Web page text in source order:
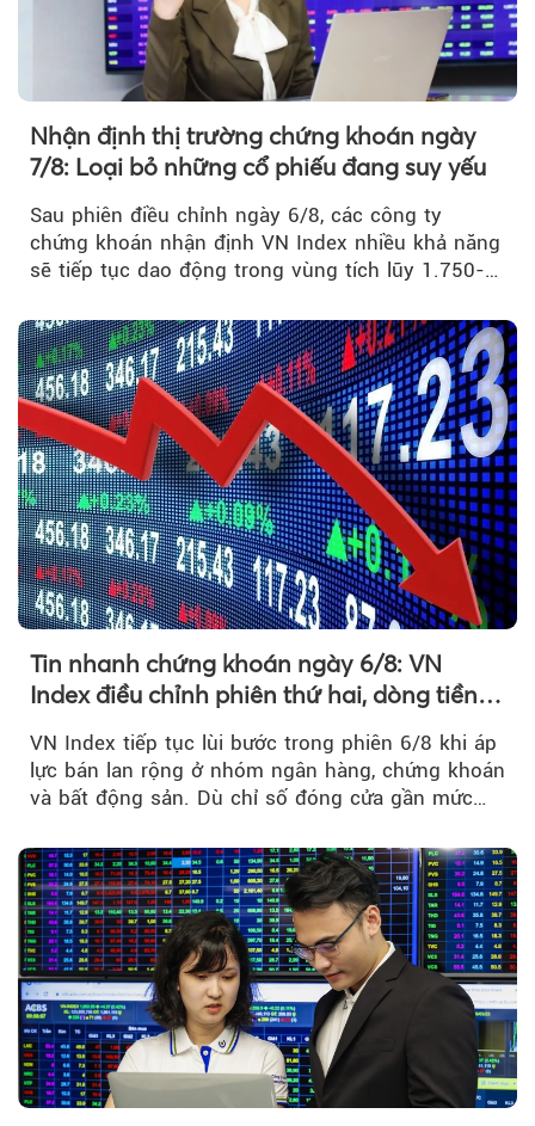
Nhận định thị trường chứng khoán ngày
7/8: Loại bỏ những cổ phiếu đang suy yếu
Sau phiên điều chỉnh ngày 6/8, các công ty
chứng khoán nhận định VN Index nhiều khả năng
sẽ tiếp tục dao động trong vùng tích lũy 1.750-
Tin nhanh chứng khoán ngày 6/8: VN
Index điều chỉnh phiên thứ hai, dòng tiền
VN Index tiếp tục lùi bước trong phiên 6/8 khi áp
lực bán lan rộng ở nhóm ngân hàng, chứng khoán
và bất động sản. Dù chỉ số đóng cửa gần mức